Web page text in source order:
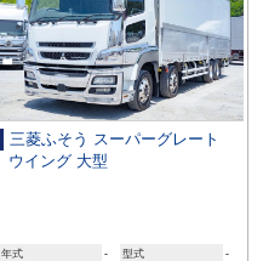
三菱ふそう スーパーグレート
ウイング 大型
年式 - 型式
-